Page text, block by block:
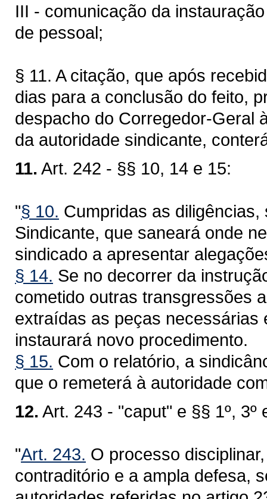
III - comunicação da
de pessoal;
§ 11. A citação, que após
dias para a conclusão do feito,
despacho do Corregedor-Geral
da autoridade sindicante,
11. Art. 242 - §§ 10, 14 e 15:
"§ 10. Cumpridas as
Sindicante, que saneará onde
sindicado a apresentar
§ 14. Se no decorrer da
cometido outras transgressões
extraídas as peças necessárias
instaurará novo procedimento.
§ 15. Com o relatório, a
que o remeterá à autoridade
12. Art. 243 - "caput" e §§ 1º, 3º
"Art. 243. O processo
contraditório e a ampla defesa,